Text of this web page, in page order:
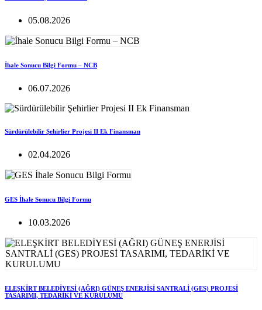
05.08.2026
İhale Sonucu Bilgi Formu – NCB
06.07.2026
Sürdürülebilir Şehirlier Projesi II Ek Finansman
02.04.2026
GES İhale Sonucu Bilgi Formu
10.03.2026
ELEŞKİRT BELEDİYESİ (AĞRI) GÜNEŞ ENERJİSİ SANTRALİ (GES) PROJESİ
TASARIMI, TEDARİKİ VE KURULUMU